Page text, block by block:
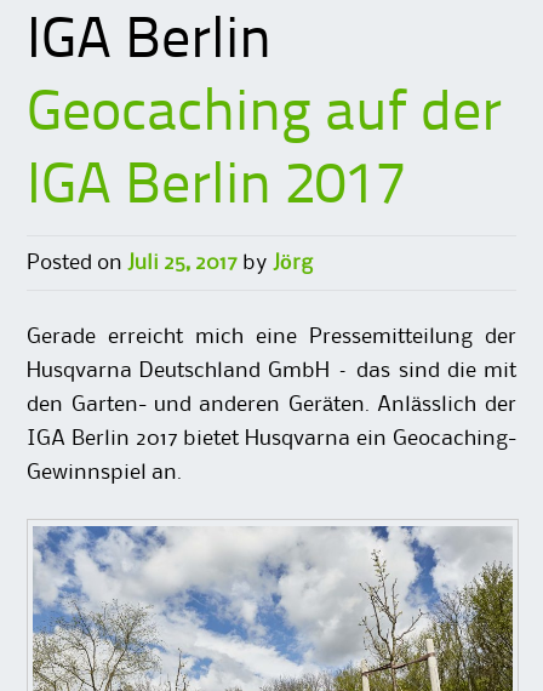
IGA Berlin
Geocaching auf der
IGA Berlin 2017
Posted on Juli 25, 2017 by Jörg
Gerade erreicht mich eine Pressemitteilung der
Husqvarna Deutschland GmbH – das sind die mit
den Garten- und anderen Geräten. Anlässlich der
IGA Berlin 2017 bietet Husqvarna ein Geocaching-
Gewinnspiel an.